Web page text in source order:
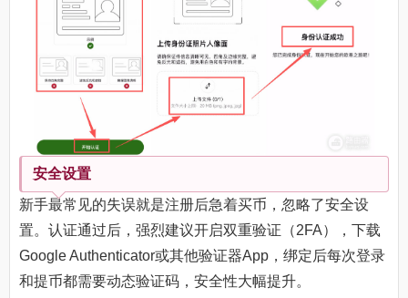
安全设置
新手最常见的失误就是注册后急着买币，忽略了安全设
置。认证通过后，强烈建议开启双重验证（2FA），下载
Google Authenticator或其他验证器App，绑定后每次登录
和提币都需要动态验证码，安全性大幅提升。